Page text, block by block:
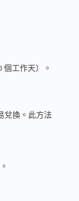
個工作天）。
兌換。此方法